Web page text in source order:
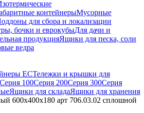
контейнерыМусорные
для сбора и локализации
бочки и еврокубыДля дачи и
продукцияЯщики для песка, соли
ведра
ЕСТележки и крышки для
Серия 100Серия 200Серия 300Серия
Ящики для складаЯщики для хранения
600х400х180 арт 706.03.02 сплошной